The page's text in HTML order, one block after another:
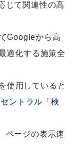
じて関連性の高
Googleから高
適化する施策全
使用していると
ントラル「検
ページの表示速